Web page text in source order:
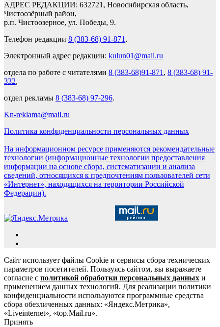
АДРЕС РЕДАКЦИИ: 632721, Новосибирская область,
Чистоозёрный район,
р.п. Чистоозерное, ул. Победы, 9.
Телефон редакции 8 (383-68) 91-871 ,
Электронный адрес редакции: kulun01@mail.ru
отдела по работе с читателями 8 (383-68)91-871 , 8 (383-68) 91-
332,
отдел рекламы 8 (383-68) 97-296.
Kn-reklama@mail.ru
Политика конфиденциальности персональных данных
На информационном ресурсе применяются рекомендательные
технологии (информационные технологии предоставления
информации на основе сбора, систематизации и анализа
сведений, относящихся к предпочтениям пользователей сети
«Интернет», находящихся на территории Российской
Федерации).
Сайт использует файлы Cookie и сервисы сбора технических
параметров посетителей. Пользуясь сайтом, вы выражаете
согласие с политикой обработки персональных данных и
применением данных технологий. Для реализации политики
конфиденциальности используются программные средства
сбора обезличенных данных: «Яндекс.Метрика»,
«Liveinternet», «top.Mail.ru».
Принять